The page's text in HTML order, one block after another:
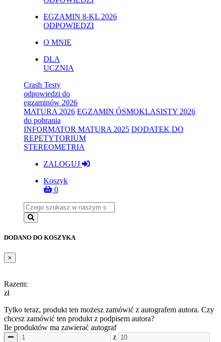
EGZAMIN 8-KL 2026
ODPOWIEDZI
O MNIE
DLA
UCZNIA
Crash Testy
odpowiedzi do
egzaminów 2026
MATURA 2026 EGZAMIN ÓSMOKLASISTY 2026
do pobrania
INFORMATOR MATURA 2025 DODATEK DO
REPETYTORIUM
STEREOMETRIA
ZALOGUJ
Koszyk
0
Name
DODANO DO KOSZYKA
×
Razem:
zł
Tylko teraz, produkt ten możesz zamówić z autografem autora. Czy
chcesz zamówić ten produkt z podpisem autora?
Ile produktów ma zawierać autograf
z